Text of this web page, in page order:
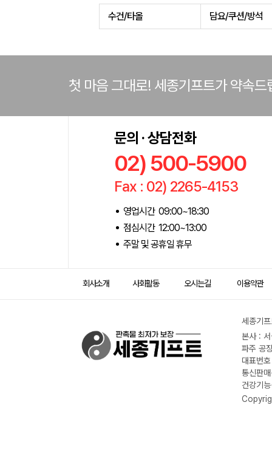
수건/타올 담요/쿠션/방석
첫 마음 그대로! 세종기프트가 약속드
문의 · 상담전화
02) 500-5900
Fax : 02) 2265-4153
영업시간 09:00~18:30
점심시간 12:00~13:00
주말 및 공휴일 휴무
회사소개 사회활동 오시는길 이용약관
세종기
본사 :
파주 공
대표번
통신판
건강기